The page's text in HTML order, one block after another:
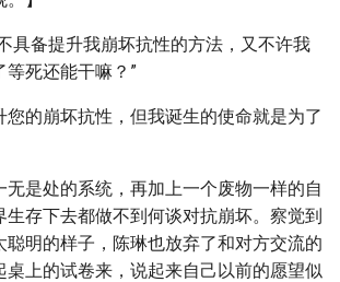
具备提升我崩坏抗性的方法，又不许我
死还能干嘛？”
您的崩坏抗性，但我诞生的使命就是为了
无是处的系统，再加上一个废物一样的自
生存下去都做不到何谈对抗崩坏。察觉到
聪明的样子，陈琳也放弃了和对方交流的
桌上的试卷来，说起来自己以前的愿望似